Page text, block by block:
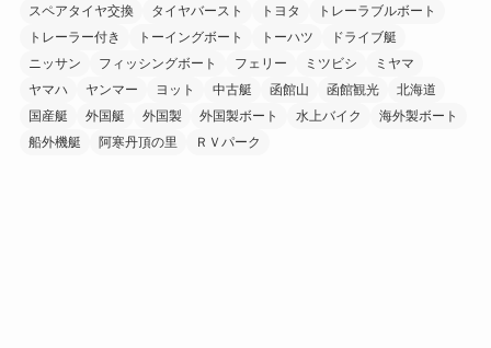
スペアタイヤ交換
タイヤバースト トヨタ
トレーラブルボート
トレーラー付き
トーイングボート トーハツ
ドライブ艇
ニッサン
フィッシングボート フェリー ミツビシ
ミヤマ
ヤマハ
ヤンマー ヨット 中古艇 函館山 函館観光
北海道
国産艇
外国艇 外国製 外国製ボート 水上バイク
海外製ボート
船外機艇
阿寒丹頂の里 ＲＶパーク